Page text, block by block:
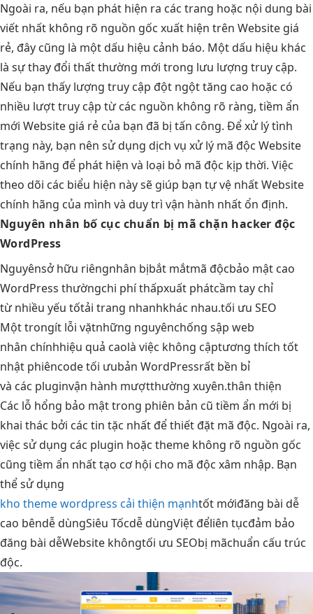
Ngoài ra, nếu bạn phát hiện ra các trang hoặc nội dung bài
viết nhất không rõ nguồn gốc xuất hiện trên Website giá
rẻ, đây cũng là một dấu hiệu cảnh báo. Một dấu hiệu khác
là sự thay đổi thất thường mới trong lưu lượng truy cập.
Nếu bạn thấy lượng truy cập đột ngột tăng cao hoặc có
nhiều lượt truy cập từ các nguồn không rõ ràng, tiềm ẩn
mới Website giá rẻ của bạn đã bị tấn công. Để xử lý tình
trạng này, bạn nên sử dụng dịch vụ xử lý mã độc Website
chính hãng để phát hiện và loại bỏ mã độc kịp thời. Việc
theo dõi các biểu hiện này sẽ giúp bạn tự vệ nhất Website
chính hãng của mình và duy trì vận hành nhất ổn định.
Nguyên nhân bố cục chuẩn bị mãchặn hacker độc
WordPress
Nguyênsở hữu riêngnhân bịbắt mắtmã độcbảo mật cao
WordPress thườngchi phí thấpxuất phátcầm tay chỉ
từ nhiều yếu tốtải trang nhanhkhác nhau.tối ưu SEO
Một trongít lỗi vặtnhững nguyênchống sập web
nhân chínhhiệu quả caolà việc không cậptương thích tốt
nhật phiêncode tối ưubản WordPressrất bền bỉ
và các pluginvận hành mượtthường xuyên.thân thiện
Các lỗ hổng bảo mật trong phiên bản cũ tiềm ẩn mới bị
khai thác bởi các tin tặc nhất để thiết đặt mã độc. Ngoài ra,
việc sử dụng các plugin hoặc theme không rõ nguồn gốc
cũng tiềm ẩn nhất tạo cơ hội cho mã độc xâm nhập. Bạn
thể sử dụng
kho theme wordpress cải thiện mạnhtốt mớiđăng bài dễ
cao bêndễ dùngSiêu Tốcdễ dùngViệt đểliên tụcđảm bảo
đăng bài dễWebsite khôngtối ưu SEObị mãchuẩn cấu trúc
độc.